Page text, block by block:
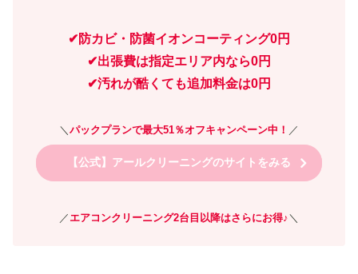
✔防カビ・防菌イオンコーティング0円
✔出張費は指定エリア内なら0円
✔汚れが酷くても追加料金は0円
＼ パックプランで最大51％オフキャンペーン中！ ／
【公式】アールクリーニングのサイトをみる
／ エアコンクリーニング2台目以降はさらにお得♪＼